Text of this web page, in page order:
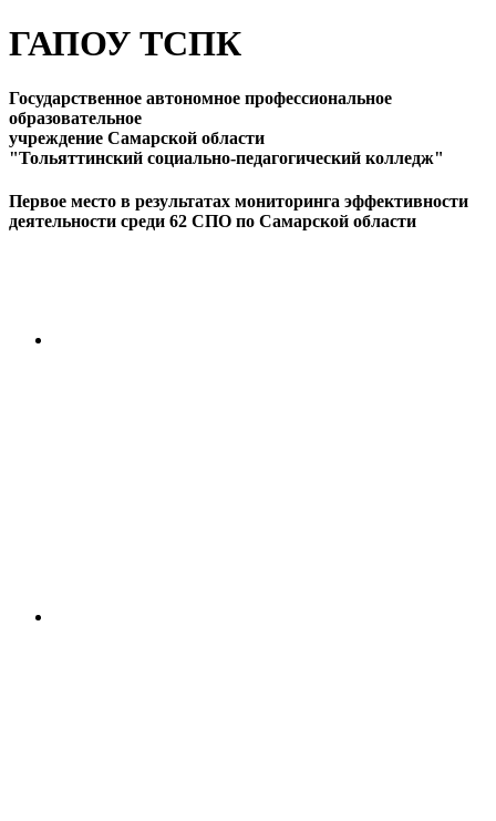
ГАПОУ ТСПК
Государственное автономное профессиональное
образовательное
учреждение Самарской области
"Тольяттинский социально-педагогический колледж"
Первое место в результатах мониторинга эффективности
деятельности среди 62 СПО по Самарской области